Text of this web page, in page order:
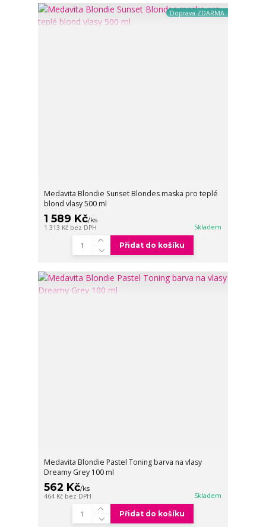
Doprava ZDARMA
Medavita Blondie Sunset Blondes maska pro teplé
blond vlasy 500 ml
1 589 Kč/ks
1 313 Kč bez DPH Skladem
Přidat do košíku
Medavita Blondie Pastel Toning barva na vlasy
Dreamy Grey 100 ml
562 Kč/ks
464 Kč bez DPH Skladem
Přidat do košíku